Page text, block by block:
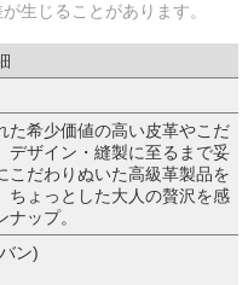
生じることがあります。
た希少価値の高い皮革やこだ
デザイン・縫製に至るまで妥
こだわりぬいた高級革製品を
ちょっとした大人の贅沢を感
ップ。
ン)